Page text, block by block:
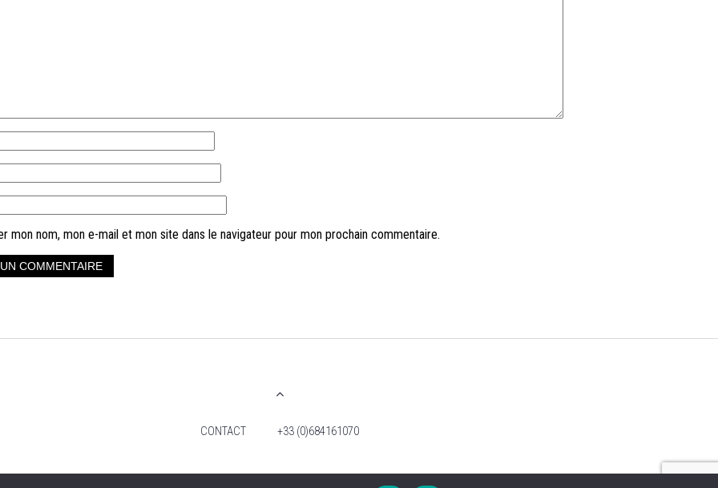
mon nom, mon e-mail et mon site dans le navigateur pour mon prochain commentaire.
CONTACT +33 (0)684161070
2026 TIM FOX -TOUS DROITS RÉSERVÉS. MENTIONS LÉGALES